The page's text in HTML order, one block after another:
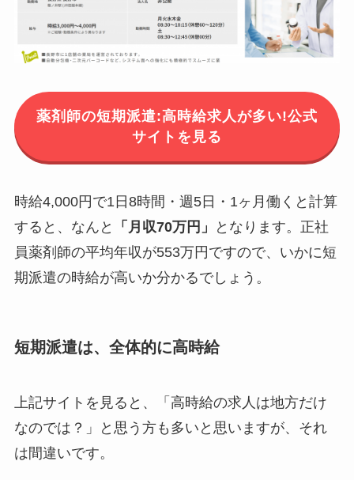
薬剤師の短期派遣:高時給求人が多い!公式
サイトを見る
時給4,000円で1日8時間・週5日・1ヶ月働くと計算
すると、なんと
「月収70万円」
となります。正社
員薬剤師の平均年収が553万円ですので、いかに短
期派遣の時給が高いか分かるでしょう。
短期派遣は、全体的に高時給
上記サイトを見ると、「高時給の求人は地方だけ
なのでは？」と思う方も多いと思いますが、それ
は間違いです。